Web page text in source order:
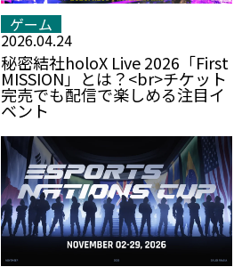
ゲーム
2026.04.24
秘密結社holoX Live 2026「First
MISSION」とは？<br>チケット
完売でも配信で楽しめる注目イ
ベント